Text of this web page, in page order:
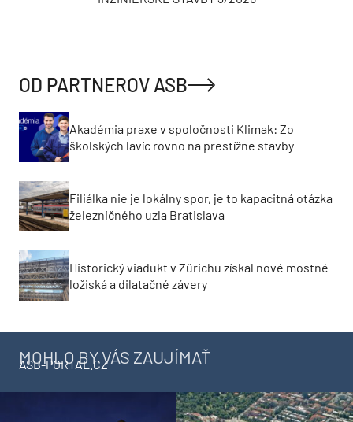
OD PARTNEROV ASB
Akadémia praxe v spoločnosti Klimak: Zo
školských lavíc rovno na prestížne stavby
Filiálka nie je lokálny spor, je to kapacitná otázka
železničného uzla Bratislava
Historický viadukt v Zürichu získal nové mostné
ložiská a dilatačné závery
MOHLO BY VÁS ZAUJÍMAŤ
ASB-PORTAL.CZ